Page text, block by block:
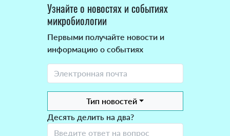
Узнайте о новостях и событиях
микробиологии
Первыми получайте новости и
информацию о событиях
Тип новостей
Десять делить на два?